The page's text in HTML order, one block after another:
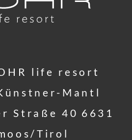
life resort
Mantl
Straße 40 6631
Tirol